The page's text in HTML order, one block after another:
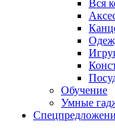
Вся
Обучение
Умные